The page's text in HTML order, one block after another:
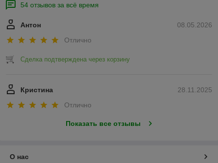
54 отзывов за всё время
08.05.2026
Антон
Отлично
Сделка подтверждена через корзину
28.11.2025
Кристина
Отлично
Показать все отзывы
О нас